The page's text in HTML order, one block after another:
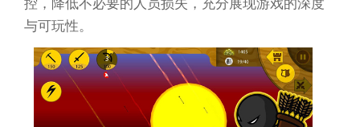
控，降低不必要的人员损失，充分展现游戏的深度
与可玩性。